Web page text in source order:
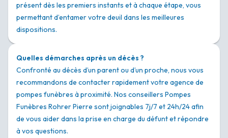
présent dès les premiers instants et à chaque étape, vous
permettant d’entamer votre deuil dans les meilleures
dispositions.
Quelles démarches après un décès ?
Confronté au décès d’un parent ou d’un proche, nous vous
recommandons de contacter rapidement votre agence de
pompes funèbres à proximité. Nos conseillers Pompes
Funèbres Rohrer Pierre sont joignables 7j/7 et 24h/24 afin
de vous aider dans la prise en charge du défunt et répondre
à vos questions.